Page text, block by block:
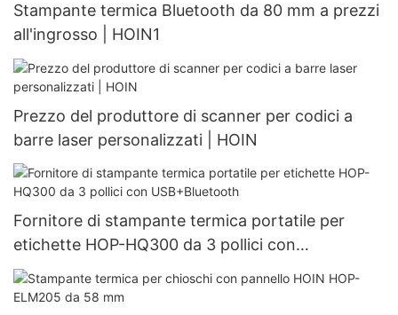
Stampante termica Bluetooth da 80 mm a prezzi
all'ingrosso | HOIN1
Prezzo del produttore di scanner per codici a
barre laser personalizzati | HOIN
Fornitore di stampante termica portatile per
etichette HOP-HQ300 da 3 pollici con
USB+Bluetooth